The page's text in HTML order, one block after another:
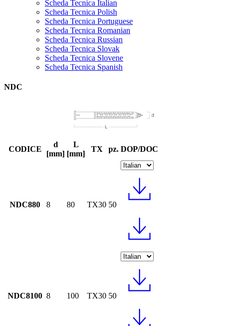
Scheda Tecnica Italian
Scheda Tecnica Polish
Scheda Tecnica Portuguese
Scheda Tecnica Romanian
Scheda Tecnica Russian
Scheda Tecnica Slovak
Scheda Tecnica Slovene
Scheda Tecnica Spanish
NDC
CODICE
d
[mm]
L
[mm]
TX pz. DOP/DOC
NDC880 8 80 TX30 50
NDC8100 8 100 TX30 50